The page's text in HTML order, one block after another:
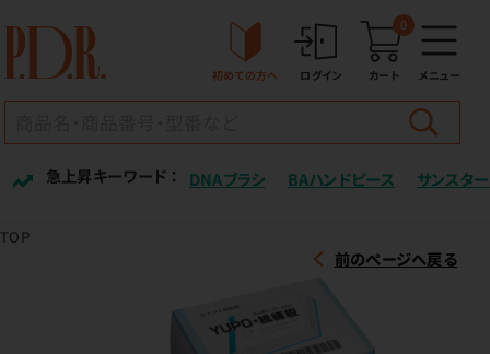
初めての方へ ログイン カート
0
メニュー
急上昇キーワード ： DNAブラシ BAハンドピース サンスター
TOP
前のページへ戻る